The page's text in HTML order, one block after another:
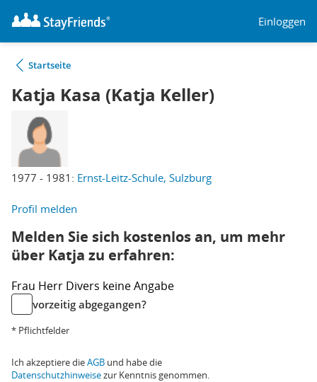
Einloggen
Startseite
Katja Kasa (Katja Keller)
1977 - 1981: Ernst-Leitz-Schule, Sulzburg
Profil melden
Melden Sie sich kostenlos an, um mehr
über Katja zu erfahren:
Frau Herr Divers keine Angabe
vorzeitig abgegangen?
* Pflichtfelder
Ich akzeptiere dieAGB und habe die
Datenschutzhinweisezur Kenntnis genommen.